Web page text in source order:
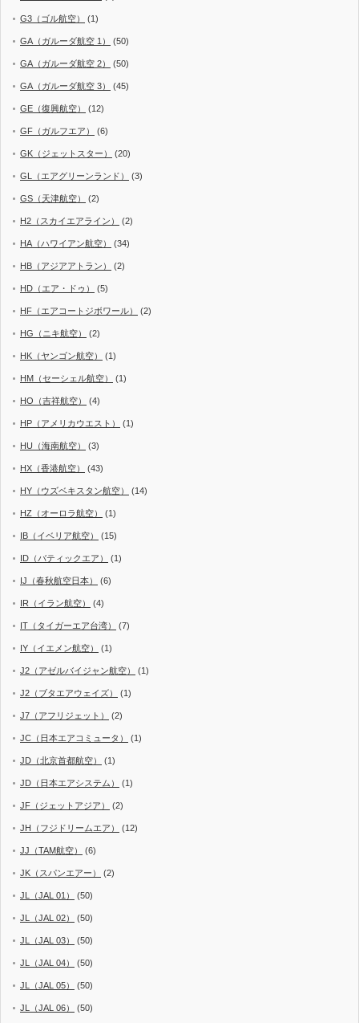
G3（ゴル航空） (1)
GA（ガルーダ航空 1） (50)
GA（ガルーダ航空 2） (50)
GA（ガルーダ航空 3） (45)
GE（復興航空） (12)
GF（ガルフエア） (6)
GK（ジェットスター） (20)
GL（エアグリーンランド） (3)
GS（天津航空） (2)
H2（スカイエアライン） (2)
HA（ハワイアン航空） (34)
HB（アジアアトラン） (2)
HD（エア・ドゥ） (5)
HF（エアコートジボワール） (2)
HG（ニキ航空） (2)
HK（ヤンゴン航空） (1)
HM（セーシェル航空） (1)
HO（吉祥航空） (4)
HP（アメリカウエスト） (1)
HU（海南航空） (3)
HX（香港航空） (43)
HY（ウズベキスタン航空） (14)
HZ（オーロラ航空） (1)
IB（イベリア航空） (15)
ID（バティックエア） (1)
IJ（春秋航空日本） (6)
IR（イラン航空） (4)
IT（タイガーエア台湾） (7)
IY（イエメン航空） (1)
J2（アゼルバイジャン航空） (1)
J2（ブタエアウェイズ） (1)
J7（アフリジェット） (2)
JC（日本エアコミュータ） (1)
JD（北京首都航空） (1)
JD（日本エアシステム） (1)
JF（ジェットアジア） (2)
JH（フジドリームエア） (12)
JJ（TAM航空） (6)
JK（スパンエアー） (2)
JL（JAL 01） (50)
JL（JAL 02） (50)
JL（JAL 03） (50)
JL（JAL 04） (50)
JL（JAL 05） (50)
JL（JAL 06） (50)